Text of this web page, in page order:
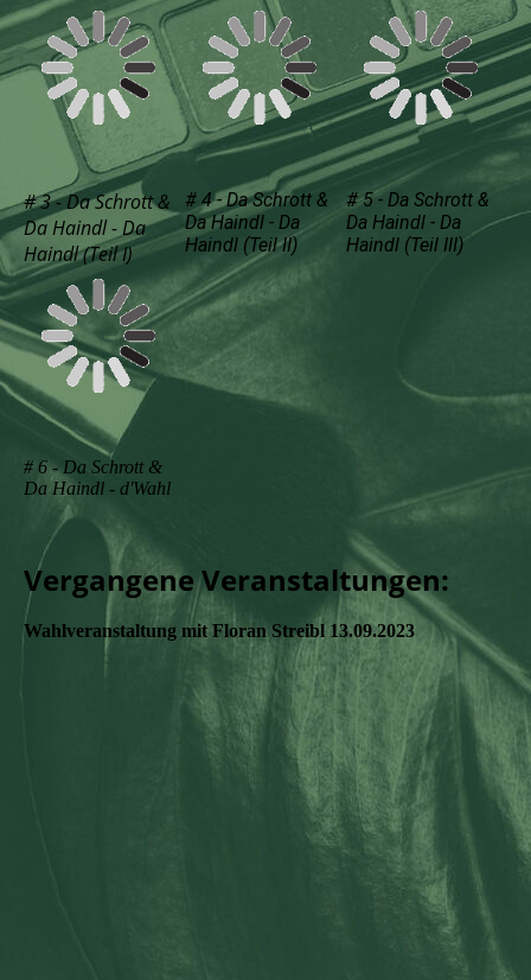
# 3 - Da Schrott &
Da Haindl - Da
Haindl (Teil I)
# 4 - Da Schrott &
Da Haindl - Da
Haindl (Teil II)
# 5 - Da Schrott &
Da Haindl - Da
Haindl (Teil III)
# 6 - Da Schrott &
Da Haindl - d'Wahl
Vergangene Veranstaltungen:
Wahlveranstaltung mit Floran Streibl 13.09.2023